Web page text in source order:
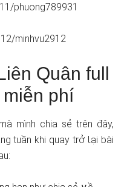
phuong789931
minhvu2912
Quân full
phí
mình chia sẻ trên đây,
tuần khi quay trở Ɩại bài